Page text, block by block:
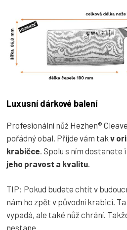
Luxusní dárkové balení
Profesionální nůž Hezhen®
pořádný obal. Přijde vám tak v
krabičce. Spolu s ním dostanete i
jeho pravost a kvalitu.
TIP: Pokud budete chtít v
nám ho zpět v původní krabici.
vypadá, ale také nůž chrání.
nestane.